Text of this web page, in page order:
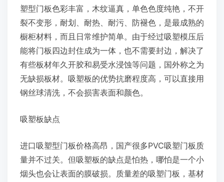
塑型门板色彩丰富，木纹逼真，单色色度纯艳，不开
裂不变形，耐划、耐热、耐污、防褪色，是最成熟的
橱柜材料，而且日常维护简单。由于经过吸塑模压后
能将门板四边封住成为一体，也不需要封边，解决了
有些板材年久开胶和易受水浸蚀等问题，国外称之为
无缺损板材。吸塑板的优势抗磨程度高，可以直接用
钢丝球清洗，不会损害表面和颜色。
吸塑板缺点
进口吸塑型门板价格高昂，国产很多PVC吸塑门板质
量并不过关。但吸塑板的缺点是怕热，哪怕是一个小
烟头也会让表面的膜破损。质量差的吸塑门板，基材